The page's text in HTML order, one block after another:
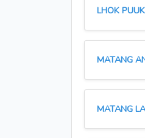
LHOK PUUK
MATANG
MATANG